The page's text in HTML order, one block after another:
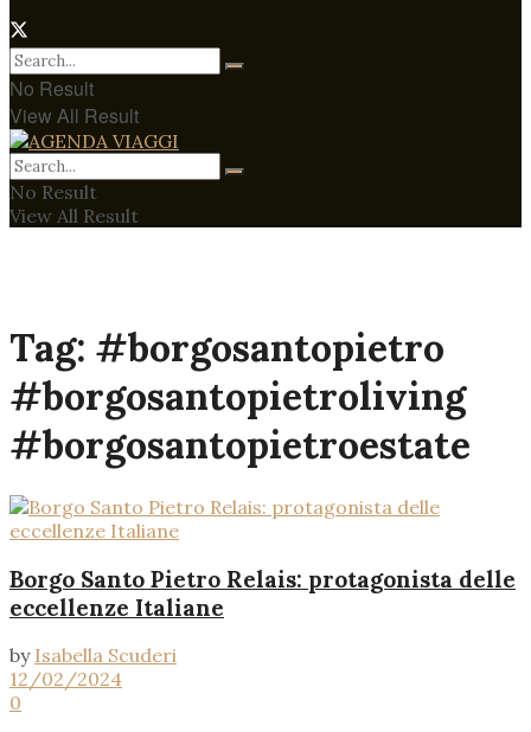
No Result
View All Result
No Result
View All Result
Tag: #borgosantopietro⁠
#borgosantopietro⁠living⁠
#borgosantopietroestate
Borgo Santo Pietro Relais: protagonista delle
eccellenze Italiane
by Isabella Scuderi
12/02/2024
0